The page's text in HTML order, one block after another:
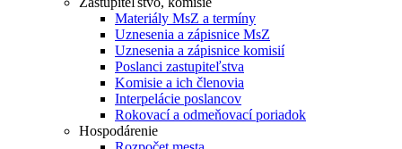
Materiály MsZ a termíny
Uznesenia a zápisnice MsZ
Uznesenia a zápisnice komisií
Poslanci zastupiteľstva
Komisie a ich členovia
Interpelácie poslancov
Rokovací a odmeňovací poriadok
Hospodárenie